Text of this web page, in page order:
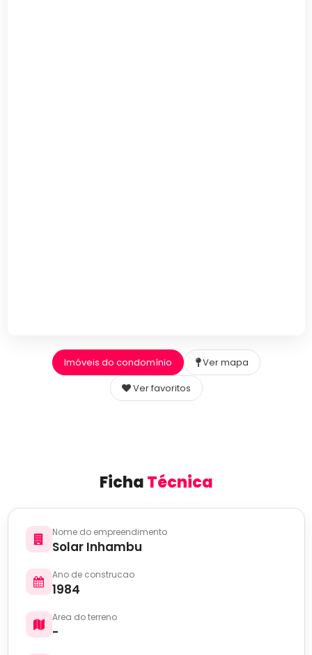
Imóveis do condomínio
Ver mapa
Ver favoritos
FichaTécnica
Nome do empreendimento
Solar Inhambu
Ano de construcao
1984
Area do terreno
-